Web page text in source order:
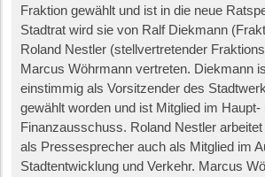
Fraktion gewählt und ist in die neue
Stadtrat wird sie von Ralf Diekmann
Roland Nestler (stellvertretender
Marcus Wöhrmann vertreten. Diekmann
einstimmig als Vorsitzender des
gewählt worden und ist Mitglied im Haupt-
Finanzausschuss. Roland Nestler
als Pressesprecher auch als Mitglied im
Stadtentwicklung und Verkehr. Marcus